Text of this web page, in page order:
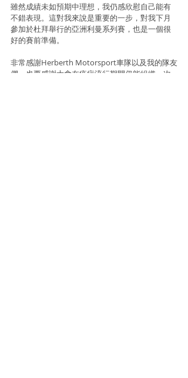
雖然成績未如預期中理想，我仍感欣慰自己能有
不錯表現。這對我來說是重要的一步，對我下月
參加於杜拜舉行的亞洲利曼系列賽，也是一個很
好的賽前準備。
非常感謝Herberth Motorsport車隊以及我的隊友
們，也要感謝大會在疫症流行期間仍能組織一次